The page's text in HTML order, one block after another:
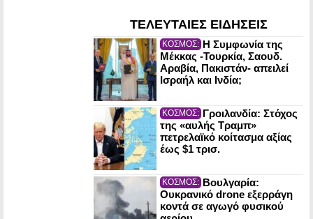
ΤΕΛΕΥΤΑΙΕΣ ΕΙΔΗΣΕΙΣ
ΚΟΣΜΟΣ: Η Συμφωνία της
Μέκκας -Τουρκία, Σαουδ.
Αραβία, Πακιστάν- απειλεί
Ισραήλ και Ινδία;
ΚΟΣΜΟΣ: Γροιλανδία: Στόχος
της «αυλής Τραμπ»
πετρελαϊκό κοίτασμα αξίας
έως $1 τρισ.
ΚΟΣΜΟΣ: Βουλγαρία:
Ουκρανικό drone εξερράγη
κοντά σε αγωγό φυσικού